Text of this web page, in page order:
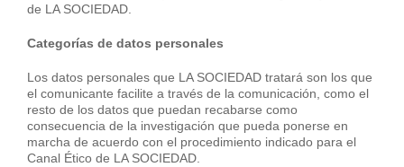
de LA SOCIEDAD.
Categorías de datos personales
Los datos personales que LA SOCIEDAD tratará son los que
el comunicante facilite a través de la comunicación, como el
resto de los datos que puedan recabarse como
consecuencia de la investigación que pueda ponerse en
marcha de acuerdo con el procedimiento indicado para el
Canal Ético de LA SOCIEDAD.